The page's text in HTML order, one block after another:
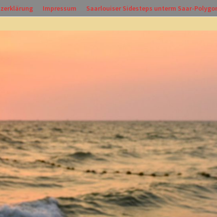
Impressum Saarlouiser Sidesteps unterm Saar-